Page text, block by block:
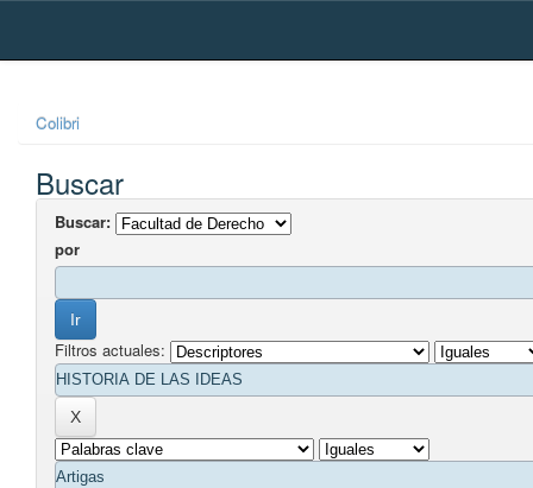
Skip
Colibri
Buscar
Buscar:
por
Filtros actuales: